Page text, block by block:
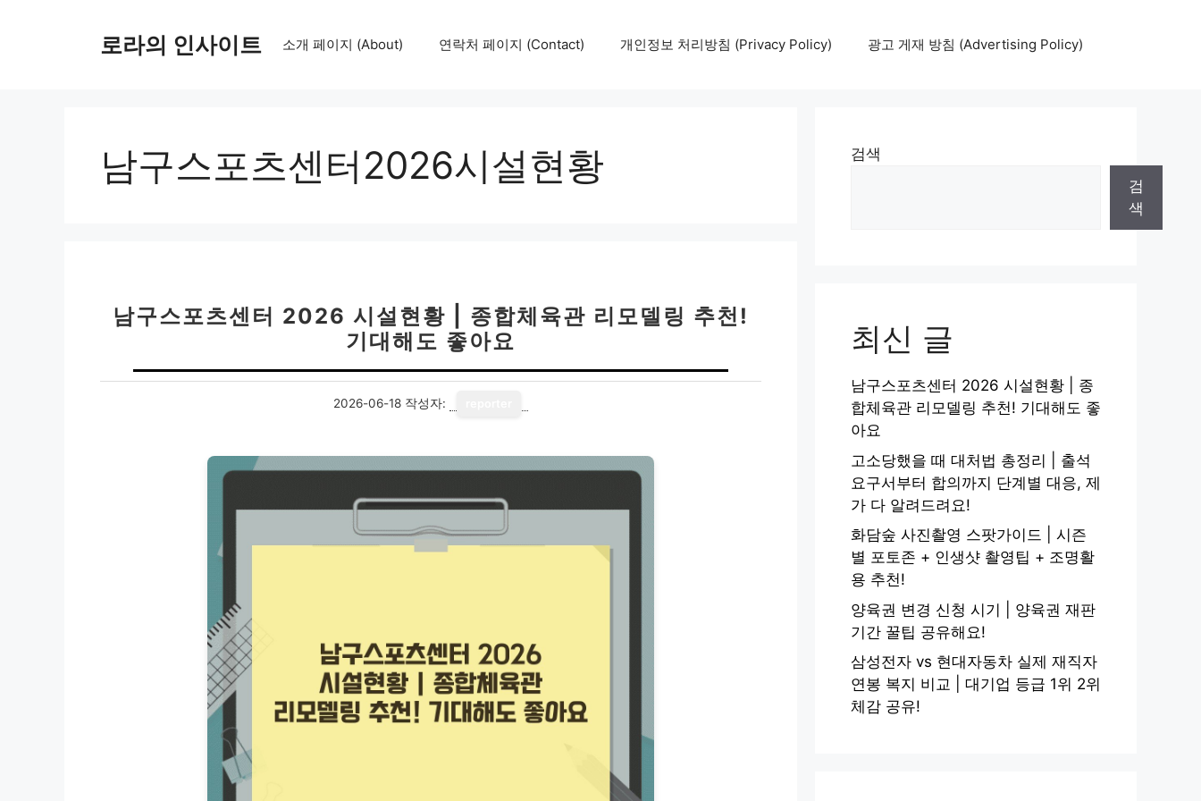
로라의 인사이트 소개 페이지 (About) 연락처 페이지 (Contact) 개인정보 처리방침 (Privacy Policy) 광고 게재 방침 (Advertising Policy)
남구스포츠센터2026시설현황
남구스포츠센터 2026 시설현황 | 종합체육관 리모델링 추천!
기대해도 좋아요
2026-06-18 작성자:
검색
검
색
최신 글
남구스포츠센터 2026 시설현황 | 종
합체육관 리모델링 추천! 기대해도 좋
아요
고소당했을 때 대처법 총정리 | 출석
요구서부터 합의까지 단계별 대응, 제
가 다 알려드려요!
화담숲 사진촬영 스팟가이드 | 시즌
별 포토존 + 인생샷 촬영팁 + 조명활
용 추천!
양육권 변경 신청 시기 | 양육권 재판
기간 꿀팁 공유해요!
삼성전자 vs 현대자동차 실제 재직자
연봉 복지 비교 | 대기업 등급 1위 2위
체감 공유!